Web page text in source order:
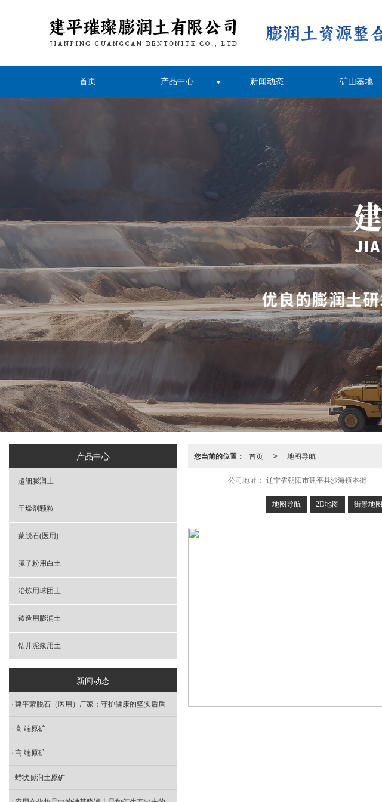
首页 产品中心 新闻动态 矿山基地
您当前的位置： 首页 > 地图导航
公司地址： 辽宁省朝阳市建平县沙海镇本街
地图导航 2D地图 街景地图
产品中心
超细膨润土
干燥剂颗粒
蒙脱石(医用)
腻子粉用白土
冶炼用球团土
铸造用膨润土
钻井泥浆用土
新闻动态
建平蒙脱石（医用）厂家：守护健康的坚实后盾
高 端原矿
高 端原矿
蜡状膨润土原矿